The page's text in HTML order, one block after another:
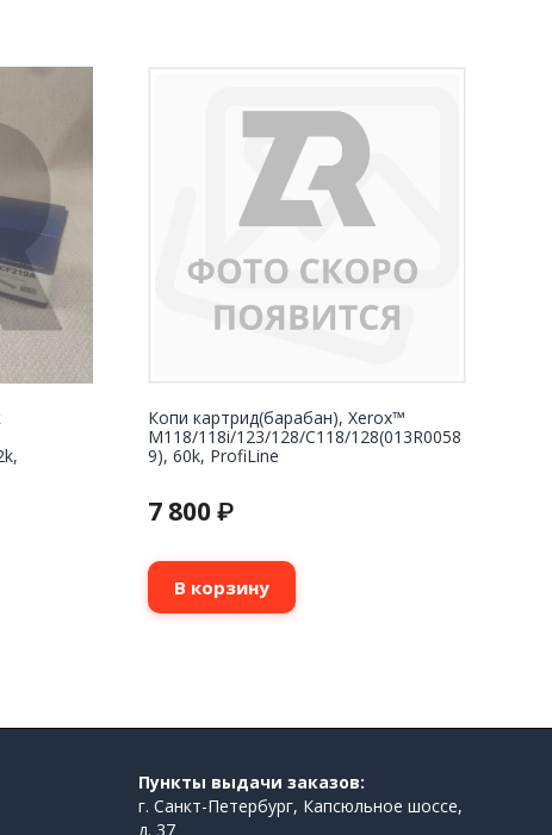
Копи картрид(барабан), Xerox™
M118/118i/123/128/C118/128(013R0058
9), 60k, ProfiLine
7 800₽
В корзину
Пункты выдачи заказов:
г. Санкт-Петербург, Капсюльное шоссе,
д. 37